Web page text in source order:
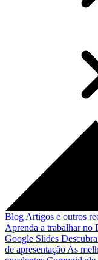
Blog Artigos e outros
Aprenda a trabalhar no
Google Slides
de apresentação As